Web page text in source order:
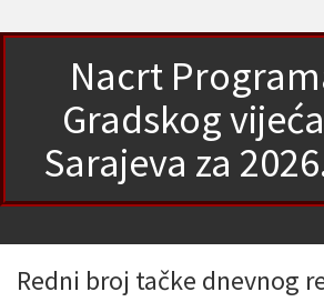
Nacrt
Gradskog
Sarajeva za
Redni broj tačke dnevnog